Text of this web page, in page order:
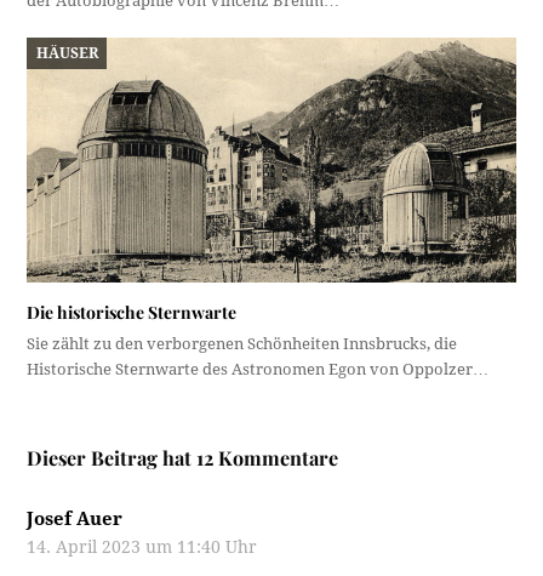
HÄUSER
Die historische Sternwarte
Sie zählt zu den verborgenen Schönheiten Innsbrucks, die
Historische Sternwarte des Astronomen Egon von Oppolzer…
Dieser Beitrag hat 12 Kommentare
Josef Auer
14. April 2023 um 11:40 Uhr